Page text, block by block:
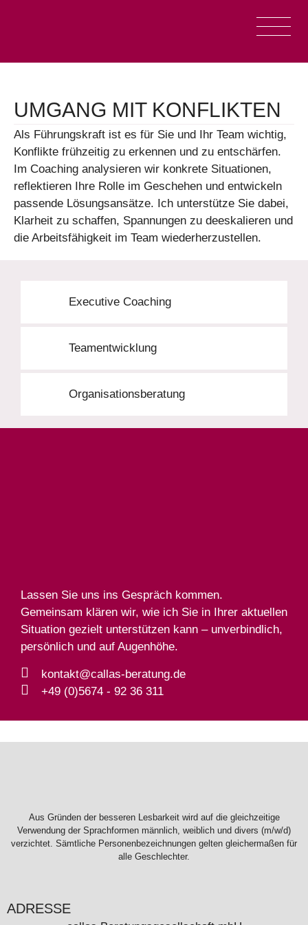
UMGANG MIT KONFLIKTEN
Als Führungskraft ist es für Sie und Ihr Team wichtig,
Konflikte frühzeitig zu erkennen und zu entschärfen.
Im Coaching analysieren wir konkrete Situationen,
reflektieren Ihre Rolle im Geschehen und entwickeln
passende Lösungsansätze. Ich unterstütze Sie dabei,
Klarheit zu schaffen, Spannungen zu deeskalieren und
die Arbeitsfähigkeit im Team wiederherzustellen.
Executive Coaching
Teamentwicklung
Organisationsberatung
Lassen Sie uns ins Gespräch kommen.
Gemeinsam klären wir, wie ich Sie in Ihrer aktuellen
Situation gezielt unterstützen kann – unverbindlich,
persönlich und auf Augenhöhe.
kontakt@callas-beratung.de
+49 (0)5674 - 92 36 311
Aus Gründen der besseren Lesbarkeit wird auf die gleichzeitige
Verwendung der Sprachformen männlich, weiblich und divers (m/w/d)
verzichtet. Sämtliche Personenbezeichnungen gelten gleichermaßen für
alle Geschlechter.
ADRESSE